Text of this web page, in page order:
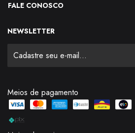
FALE CONOSCO
NEWSLETTER
Meios de pagamento